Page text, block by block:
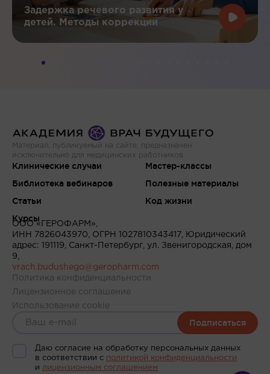
Задержка речевого развития у
детей. Методы коррекции
Материал, публикуемый на сайте, предназначен
исключительно для медицинских работников
Клинические случаи
Библиотека вебинаров
Статьи
Курсы
Мастер-классы
Полезные материалы
Код жизни
ООО «ГЕРОФАРМ»,
ИНН 7826043970, ОГРН 1027810343417, Юридический
адрес: 191119, Санкт-Петербург, ул. Звенигородская, дом
9,
vrach.budushego@geropharm.com
Политика конфиденциальности
Лицензионное соглашение
Использование cookie
Подписаться
Даю согласие на обработку персональных данных
в соответствии c политикой конфиденциальности
и лицензионным соглашением